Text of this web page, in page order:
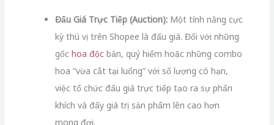
Đấu Giá Trực Tiếp (Auction):Một tính năng cực
kỳ thú vị trên Shopee là đấu giá. Đối với những
gốc hoa độcbản, quý hiếm hoặc những combo
hoa “vừa cắt tại luống” với số lượng có hạn,
việc tổ chức đấu giá trực tiếp tạo ra sự phấn
khích và đẩy giá trị sản phẩm lên cao hơn
mong đợi.